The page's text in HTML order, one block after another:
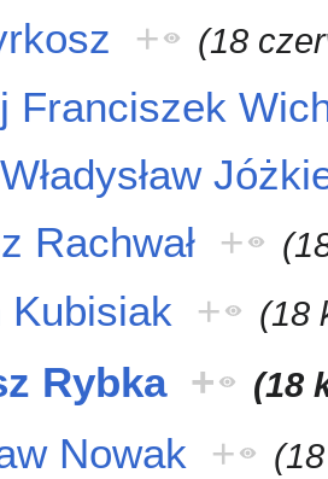
+ (18
Franciszek
Rachwał +
Kubisiak + (18
Rybka + (18
Nowak +